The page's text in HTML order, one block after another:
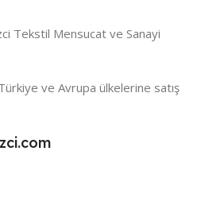
Tekstil Mensucat ve Sanayi
ve Avrupa ülkelerine satış